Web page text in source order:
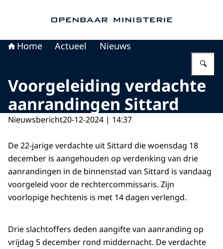
Home Actueel Nieuws
Voorgeleiding verdachte
aanrandingen Sittard
Nieuwsbericht20-12-2024 | 14:37
De 22-jarige verdachte uit Sittard die woensdag 18
december is aangehouden op verdenking van drie
aanrandingen in de binnenstad van Sittard is vandaag
voorgeleid voor de rechtercommissaris. Zijn
voorlopige hechtenis is met 14 dagen verlengd.
Drie slachtoffers deden aangifte van aanranding op
vrijdag 5 december rond middernacht. De verdachte